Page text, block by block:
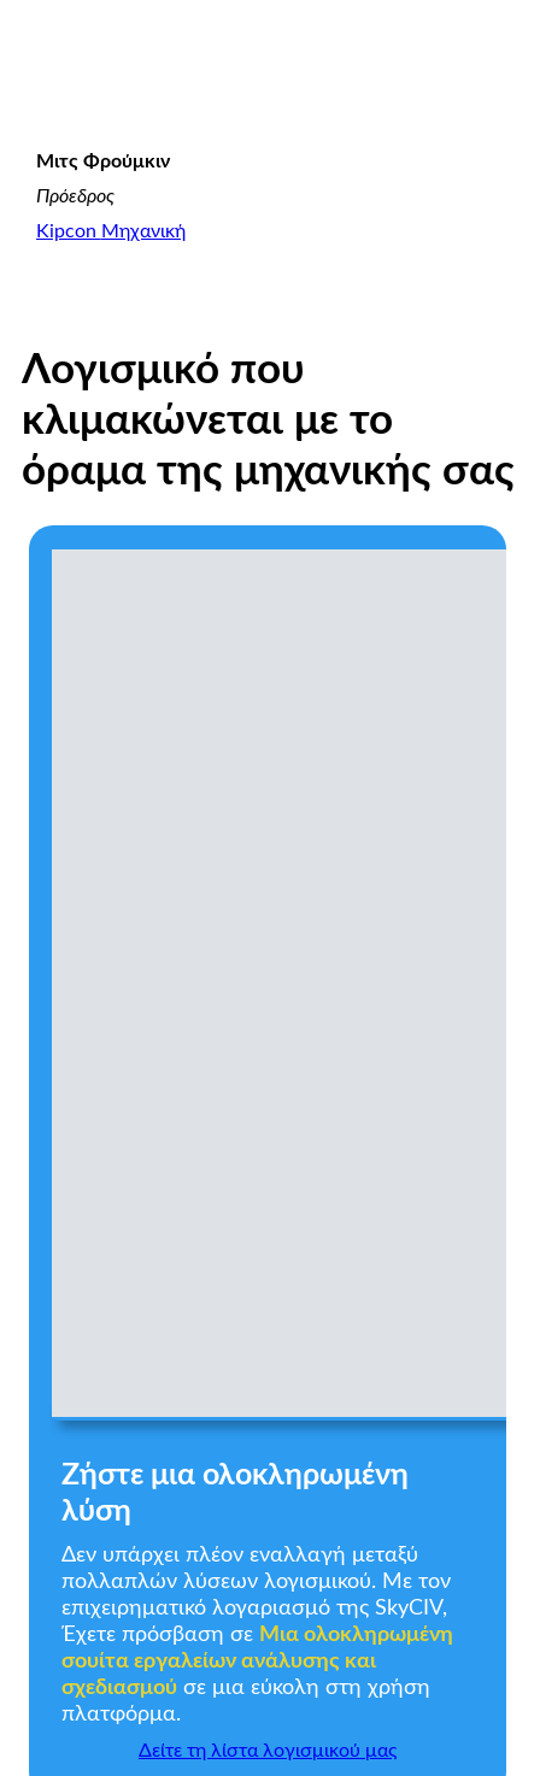
Μιτς Φρούμκιν
Πρόεδρος
Kipcon Μηχανική
Λογισμικό που
κλιμακώνεται με το
όραμα της μηχανικής σας
Ζήστε μια ολοκληρωμένη
λύση
Δεν υπάρχει πλέον εναλλαγή μεταξύ
πολλαπλών λύσεων λογισμικού. Με τον
επιχειρηματικό λογαριασμό της SkyCIV,
Έχετε πρόσβαση σε Μια ολοκληρωμένη
σουίτα εργαλείων ανάλυσης και
σχεδιασμούσε μια εύκολη στη χρήση
πλατφόρμα.
Δείτε τη λίστα λογισμικού μας